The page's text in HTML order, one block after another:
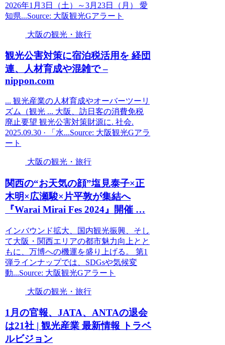
2026年1月3日（土）～3月23日（月） 愛
知県...Source: 大阪観光Gアラート
大阪の観光・旅行
観光公害対策に宿泊税活用を 経団
連、人材育成や混雑で –
nippon.com
... 観光産業の人材育成やオーバーツーリ
ズム（観光 ... 大阪、訪日客の消費免税
廃止要望 観光公害対策財源に. 社会.
2025.09.30 · 「水...Source: 大阪観光Gアラ
ート
大阪の観光・旅行
関西の“お天気の顔”塩見泰子×正
木明×広瀬駿×片平敦が集結へ
『Warai Mirai Fes 2024』開催 …
インバウンド拡大、国内観光振興、そし
て大阪・関西エリアの都市魅力向上とと
もに、万博への機運を盛り上げる。 第1
弾ラインナップでは、SDGsや気候変
動...Source: 大阪観光Gアラート
大阪の観光・旅行
1月の官報、JATA、ANTAの退会
は21社 |観光産業 最新情報 トラベ
ルビジョン